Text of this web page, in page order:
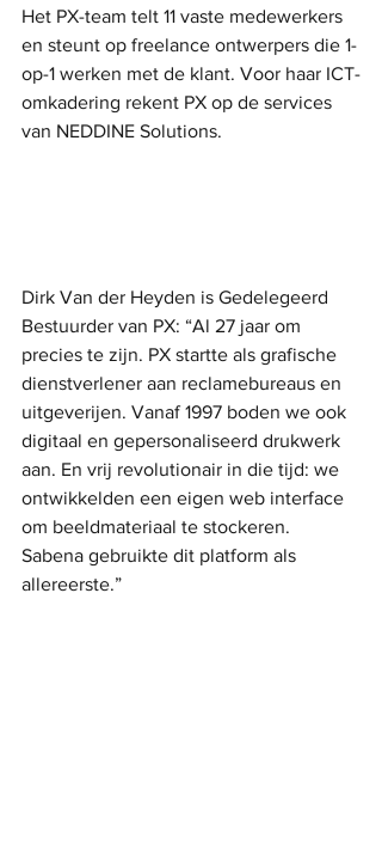
Het PX-team telt 11 vaste medewerkers
en steunt op freelance ontwerpers die 1-
op-1 werken met de klant. Voor haar ICT-
omkadering rekent PX op de services
van NEDDINE Solutions.
Dirk Van der Heyden is Gedelegeerd
Bestuurder van PX: “Al 27 jaar om
precies te zijn. PX startte als grafische
dienstverlener aan reclamebureaus en
uitgeverijen. Vanaf 1997 boden we ook
digitaal en gepersonaliseerd drukwerk
aan. En vrij revolutionair in die tijd: we
ontwikkelden een eigen web interface
om beeldmateriaal te stockeren.
Sabena gebruikte dit platform als
allereerste.”